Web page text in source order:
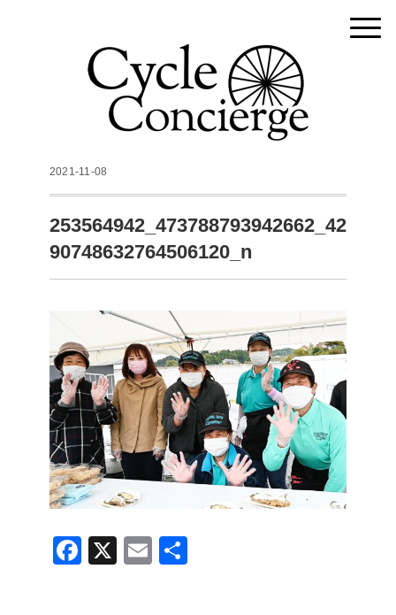
2021-11-08
253564942_473788793942662_42
90748632764506120_n
F
X
E